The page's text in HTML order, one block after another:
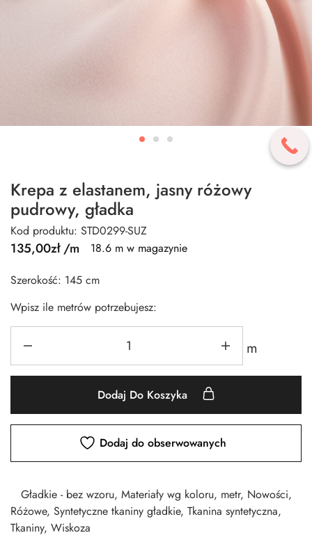
Krepa z elastanem, jasny różowy
pudrowy, gładka
Kod produktu: STD0299-SUZ
135,00zł/m
18.6 m w magazynie
Szerokość: 145 cm
Wpisz ile metrów potrzebujesz:
m
Dodaj Do Koszyka
Dodaj do obserwowanych
Gładkie - bez wzoru, Materiały wg koloru, metr, Nowości,
Różowe, Syntetyczne tkaniny gładkie, Tkanina syntetyczna,
Tkaniny, Wiskoza